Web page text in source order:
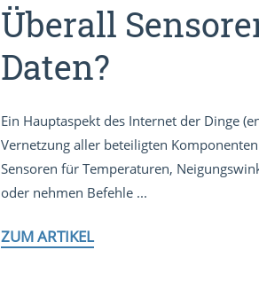
Überall
Daten?
Ein Hauptaspekt des Internet der Dinge
Vernetzung aller beteiligten
Sensoren für Temperaturen,
oder nehmen Befehle ...
ZUM ARTIKEL